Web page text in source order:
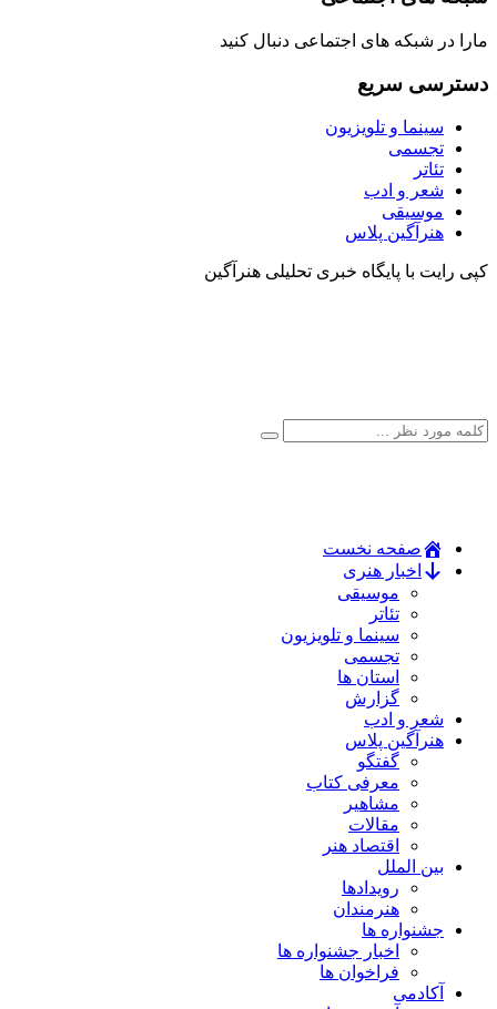
مارا در شبکه های اجتماعی دنبال کنید
دسترسی سریع
سینما و تلویزیون
تجسمی
تئاتر
شعر و ادب
موسیقی
هنرآگین پلاس
کپی رایت با پایگاه خبری تحلیلی هنرآگین
صفحه نخست
اخبار هنری
موسیقی
تئاتر
سینما و تلویزیون
تجسمی
استان ها
گزارش
شعر و ادب
هنرآگین پلاس
گفتگو
معرفی کتاب
مشاهیر
مقالات
اقتصاد هنر
بین الملل
رویدادها
هنرمندان
جشنواره ها
اخبار جشنواره ها
فراخوان ها
آکادمی